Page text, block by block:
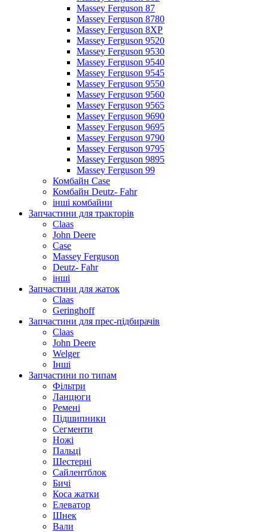
Massey Ferguson 87
Massey Ferguson 8780
Massey Ferguson 8XP
Massey Ferguson 9520
Massey Ferguson 9530
Massey Ferguson 9540
Massey Ferguson 9545
Massey Ferguson 9550
Massey Ferguson 9560
Massey Ferguson 9565
Massey Ferguson 9690
Massey Ferguson 9695
Massey Ferguson 9790
Massey Ferguson 9795
Massey Ferguson 9895
Massey Ferguson 99
Комбайн Case
Комбайн Deutz- Fahr
інші комбайни
Запчастини для тракторів
Claas
John Deere
Case
Massey Ferguson
Deutz- Fahr
інші
Запчастини для жаток
Claas
Geringhoff
Запчастини для прес-підбирачів
Claas
John Deere
Welger
Інші
Запчастини по типам
Фільтри
Ланцюги
Ремені
Підшипники
Сегменти
Ножі
Пальці
Шестерні
Сайлентблок
Бичі
Коса жатки
Елеватор
Шнек
Вали